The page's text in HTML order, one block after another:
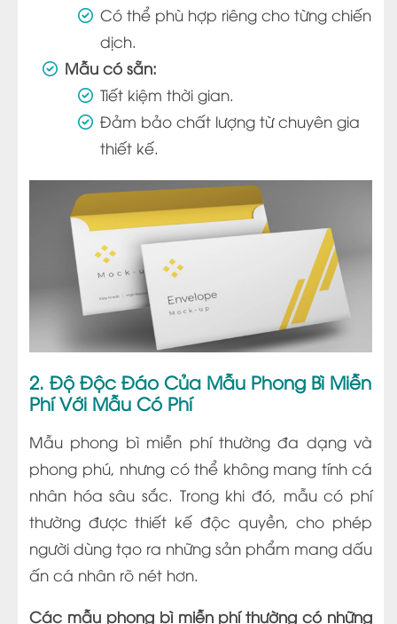
Có thể phù hợp riêng cho từng chiến
dịch.
Mẫu có sẵn:
Tiết kiệm thời gian.
Đảm bảo chất lượng từ chuyên gia
thiết kế.
2. Độ Độc Đáo Của Mẫu Phong Bì Miễn
Phí Với Mẫu Có Phí
Mẫu phong bì miễn phí thường đa dạng và
phong phú, nhưng có thể không mang tính cá
nhân hóa sâu sắc. Trong khi đó, mẫu có phí
thường được thiết kế độc quyền, cho phép
người dùng tạo ra những sản phẩm mang dấu
ấn cá nhân rõ nét hơn.
Các mẫu phong bì miễn phí thường có những